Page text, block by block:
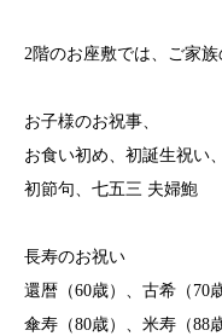
2階のお座敷では、ご家
お子様のお祝事、
お食い初め、初誕生祝い、
初節句、七五三 夫婦鮑
長寿のお祝い
還暦（60歳）、古希（70
傘寿（80歳）、米寿（88